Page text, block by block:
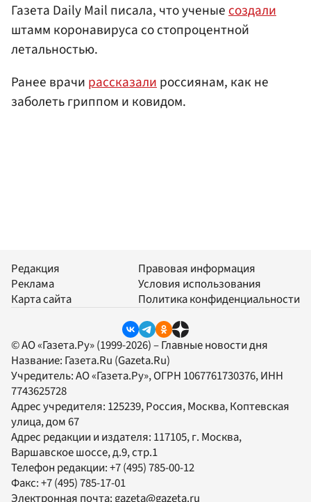
Газета Daily Mail писала, что ученыесоздали
штамм коронавируса со стопроцентной
летальностью.
Ранее врачи рассказалироссиянам, как не
заболеть гриппом и ковидом.
Редакция
Реклама
Карта сайта
Правовая информация
Условия использования
Политика конфиденциальности
© АО «Газета.Ру» (1999-2026) – Главные новости дня
Название: Газета.Ru (Gazeta.Ru)
Учредитель:АО «Газета.Ру», ОГРН 1067761730376, ИНН
7743625728
Адрес учредителя: 125239, Россия, Москва, Коптевская
улица, дом 67
Адрес редакции и издателя: 117105, г. Москва,
Варшавское шоссе, д.9, стр.1
Телефон редакции:+7 (495) 785-00-12
Факс:+7 (495) 785-17-01
Электронная почта: gazeta@gazeta.ru